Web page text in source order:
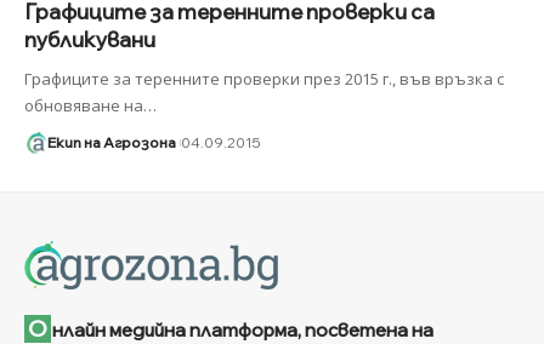
Графиците за теренните проверки са
публикувани
Графиците за теренните проверки през 2015 г., във връзка с
обновяване на…
Екип на Агрозона 04.09.2015
О нлайн медийна платформа, посветена на